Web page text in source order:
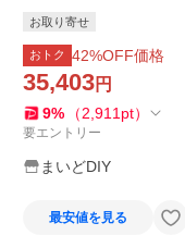
お取り寄せ
おトク 42%OFF価格
35,403円
9% （2,911 pt）
要エントリー
まいどDIY
最安値を見る